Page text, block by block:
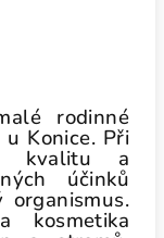
rodinné
Konice. Při
kvalitu a
účinků
kosmetika